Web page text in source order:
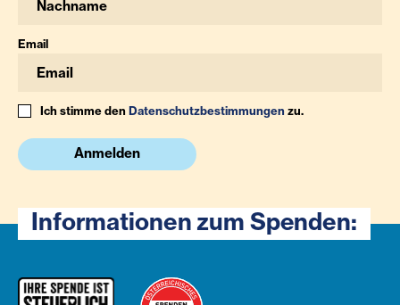
Email
Ich stimme denDatenschutzbestimmungenzu.
Anmelden
Informationen zum Spenden: